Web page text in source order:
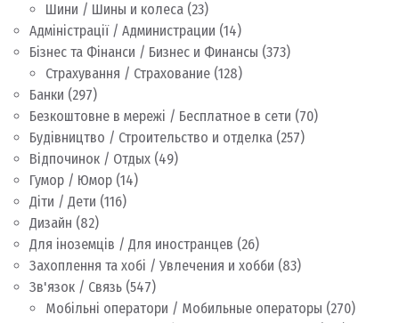
Шини / Шины и колеса (23)
Адміністрації / Администрации (14)
Бізнес та Фінанси / Бизнес и Финансы (373)
Страхування / Страхование (128)
Банки (297)
Безкоштовне в мережі / Бесплатное в сети (70)
Будівництво / Строительство и отделка (257)
Відпочинок / Отдых (49)
Гумор / Юмор (14)
Діти / Дети (116)
Дизайн (82)
Для іноземців / Для иностранцев (26)
Захоплення та хобі / Увлечения и хобби (83)
Зв'язок / Связь (547)
Мобільні оператори / Мобильные операторы (270)